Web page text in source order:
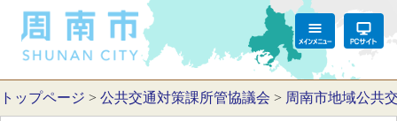
トップページ > 公共交通対策課所管協議会 > 周南市地域公共